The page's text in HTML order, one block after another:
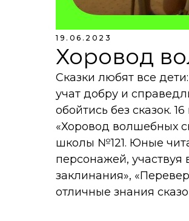
19.06.2023
Хоровод
Сказки любят все
учат добру и
обойтись без сказок.
«Хоровод волшебных
школы №121. Юные
персонажей, участвуя
заклинания»,
отличные знания